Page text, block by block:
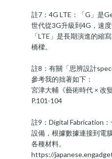
註7：4G LTE：「G」是
世代從3G升級到4G，速
「LTE」是長期演進的縮
橋樑。
註8：有關「思辨設計
參考我的拙著如下：
宮津大輔《藝術時代 × 改
P.101-104
註9：Digital Fabrication
設備，根據數據連接到電
各種材料。
https://